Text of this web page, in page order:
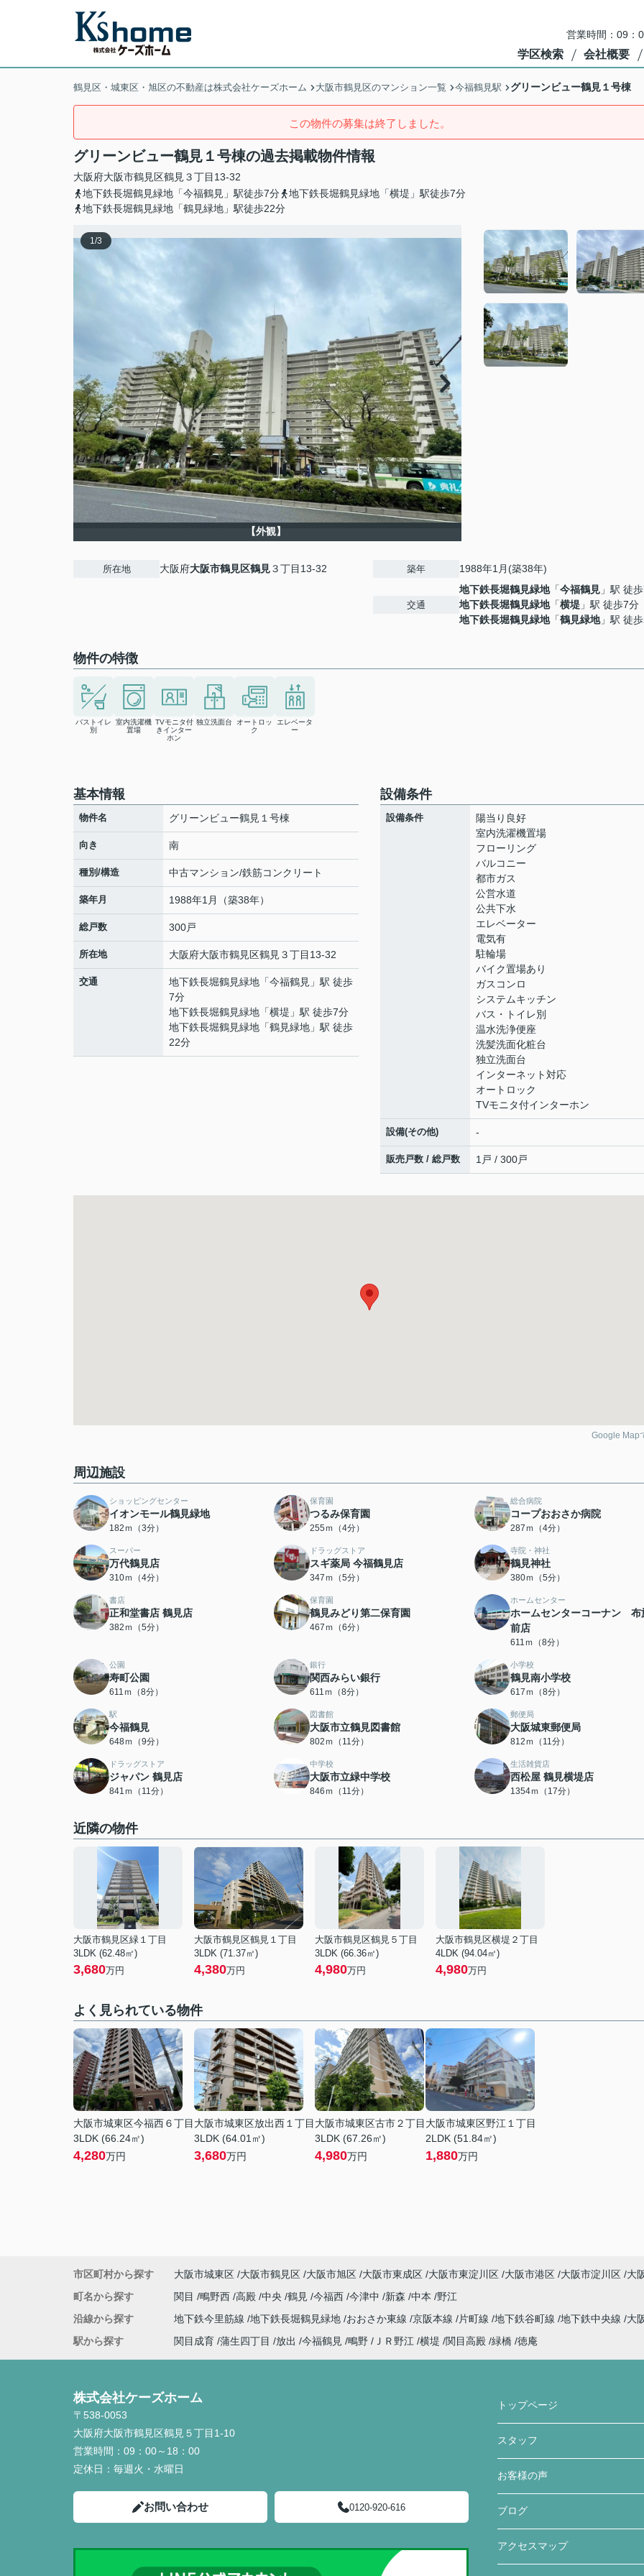
営業時間：09：
学区検索 会社概要
鶴見区・城東区・旭区の不動産は株式会社ケーズホーム 大阪市鶴見区のマンション一覧 今福鶴見駅 グリーンビュー鶴見１号棟
この物件の募集は終了しました。
グリーンビュー鶴見１号棟の過去掲載物件情報
大阪府大阪市鶴見区鶴見 ３丁目13-32
地下鉄長堀鶴見緑地「今福鶴見」駅徒歩7分
地下鉄長堀鶴見緑地「横堤」駅徒歩7分
地下鉄長堀鶴見緑地「鶴見緑地」駅徒歩22分
1/3
【外観】
所在地 大阪府大阪市鶴見区鶴見３丁目13-32 築年 1988年1月(築38年)
交通
地下鉄長堀鶴見緑地「今福鶴見 」駅 徒
地下鉄長堀鶴見緑地「横堤 」駅 徒歩7分
地下鉄長堀鶴見緑地「鶴見緑地」駅 徒
物件の特徴
バストイレ
別
室内洗濯機
置場
TVモニタ付
きインター
ホン
独立洗面台
オートロッ
ク
エレベータ
ー
基本情報
物件名 グリーンビュー鶴見１号棟
向き 南
種別/構造 中古マンション/鉄筋コンクリート
築年月 1988年1月（築38年）
総戸数 300戸
所在地 大阪府大阪市鶴見区鶴見 ３丁目13-32
交通 地下鉄長堀鶴見緑地 「今福鶴見 」駅 徒歩
7分
地下鉄長堀鶴見緑地 「横堤 」駅 徒歩7分
地下鉄長堀鶴見緑地 「鶴見緑地 」駅 徒歩
22分
設備条件
設備条件
陽当り良好
室内洗濯機置場
フローリング
バルコニー
都市ガス
公営水道
公共下水
エレベーター
電気有
駐輪場
バイク置場あり
ガスコンロ
システムキッチン
バス・トイレ別
温水洗浄便座
洗髪洗面化粧台
独立洗面台
インターネット対応
オートロック
TVモニタ付インターホン
設備(その他) -
販売戸数 / 総戸数 1戸 / 300戸
Google Map
周辺施設
ショッピングセンター
イオンモール鶴見緑地
182ｍ（3分）
保育園
つるみ保育園
255ｍ（4分）
総合病院
コープおおさか病院
287ｍ（4分）
スーパー
万代鶴見店
310ｍ（4分）
ドラッグストア
スギ薬局 今福鶴見店
347ｍ（5分）
寺院・神社
鶴見神社
380ｍ（5分）
書店
正和堂書店 鶴見店
382ｍ（5分）
保育園
鶴見みどり第二保育園
467ｍ（6分）
ホームセンター
ホームセンターコーナン 布
前店
611ｍ（8分）
公園
寿町公園
611ｍ（8分）
銀行
関西みらい銀行
611ｍ（8分）
小学校
鶴見南小学校
617ｍ（8分）
駅
今福鶴見
648ｍ（9分）
図書館
大阪市立鶴見図書館
802ｍ（11分）
郵便局
大阪城東郵便局
812ｍ（11分）
ドラッグストア
ジャパン 鶴見店
841ｍ（11分）
中学校
大阪市立緑中学校
846ｍ（11分）
生活雑貨店
西松屋 鶴見横堤店
1354ｍ（17分）
近隣の物件
大阪市鶴見区緑１丁目
3LDK (62.48㎡)
3,680万円
大阪市鶴見区鶴見１丁目
3LDK (71.37㎡)
4,380万円
大阪市鶴見区鶴見５丁目
3LDK (66.36㎡)
4,980万円
大阪市鶴見区横堤２丁目
4LDK (94.04㎡)
4,980万円
よく見られている物件
大阪市城東区今福西６丁目
3LDK (66.24㎡)
4,280万円
大阪市城東区放出西１丁目
3LDK (64.01㎡)
3,680万円
大阪市城東区古市２丁目
3LDK (67.26㎡)
4,980万円
大阪市城東区野江１丁目
2LDK (51.84㎡)
1,880万円
市区町村から探す 大阪市城東区 大阪市鶴見区 大阪市旭区 大阪市東成区 大阪市東淀川区 大阪市港区 大阪市淀川区 大
町名から探す
関目 鴫野西 高殿 中央 鶴見 今福西 今津中 新森 中本
野江
沿線から探す
地下鉄今里筋線 地下鉄長堀鶴見緑地 おおさか東線 京阪本線 片町線 地下鉄谷町線 地下鉄中央線
大
駅から探す
関目成育 蒲生四丁目 放出 今福鶴見 鴫野 ＪＲ野江 横堤 関目高殿 緑橋 徳庵
株式会社ケーズホーム
〒538-0053
大阪府大阪市鶴見区鶴見５丁目1-10
営業時間： 09：00～18：00
定休日： 毎週火・水曜日
お問い合わせ 0120-920-616
トップページ
スタッフ
お客様の声
ブログ
アクセスマップ